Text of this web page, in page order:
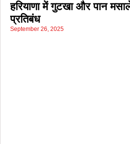
हरियाणा में गुटखा और पान
प्रतिबंध
September 26, 2025